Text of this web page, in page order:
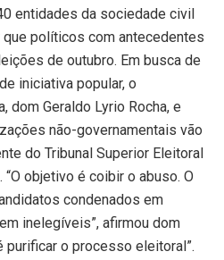
entidades da sociedade civil
políticos com antecedentes
de outubro. Em busca de
iniciativa popular, o
dom Geraldo Lyrio Rocha, e
não-governamentais vão
do Tribunal Superior Eleitoral
objetivo é coibir o abuso. O
condenados em
inelegíveis”, afirmou dom
purificar o processo eleitoral”.